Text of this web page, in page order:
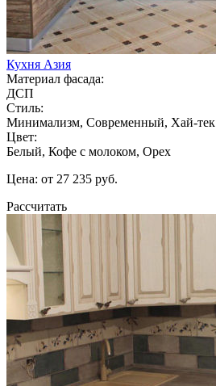
Кухня Азия
Материал фасада:
ДСП
Стиль:
Минимализм, Современный, Хай-тек
Цвет:
Белый, Кофе с молоком, Орех
Цена: от 27 235 руб.
Рассчитать